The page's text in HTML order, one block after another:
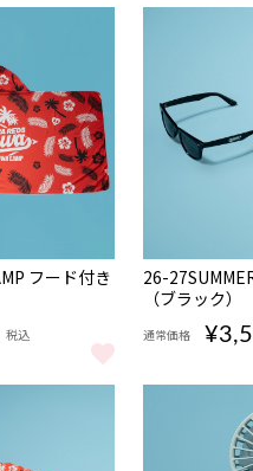
フード付き
税込
フード付きクールタオル をも
NEW
完売
26-
（ブラック）
通常価格
26-